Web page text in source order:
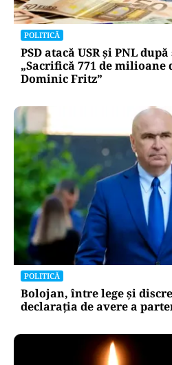
POLITICĂ
PSD atacă USR și PNL
„Sacrifică 771 de milioane
Dominic Fritz”
POLITICĂ
Bolojan, între lege și
declarația de avere a